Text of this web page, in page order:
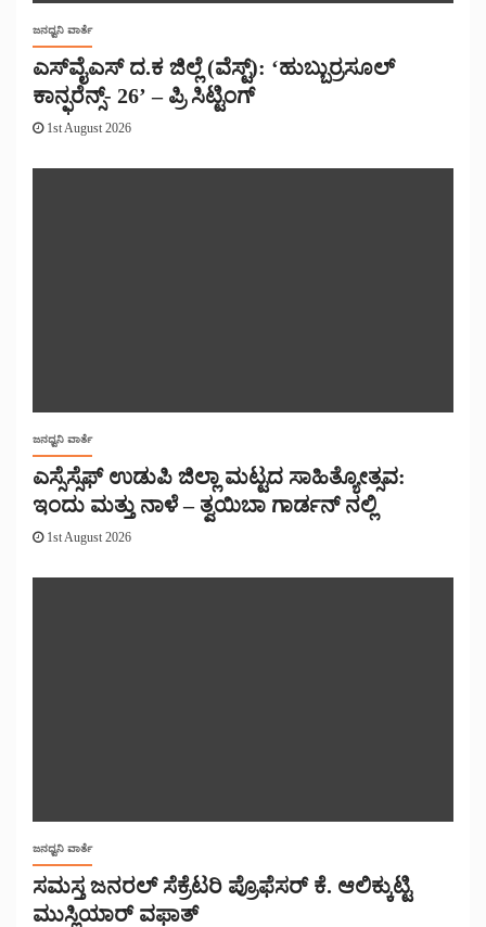
ಜನಧ್ವನಿ ವಾರ್ತೆ
ಎಸ್‌ವೈಎಸ್ ದ.ಕ ಜಿಲ್ಲೆ (ವೆಸ್ಟ್): ‘ಹುಬ್ಬುರ್ರಸೂಲ್
ಕಾನ್ಫರೆನ್ಸ್- 26’ – ಪ್ರಿ ಸಿಟ್ಟಿಂಗ್
1st August 2026
ಜನಧ್ವನಿ ವಾರ್ತೆ
ಎಸ್ಸೆಸ್ಸೆಫ್ ಉಡುಪಿ ಜಿಲ್ಲಾ ಮಟ್ಟದ ಸಾಹಿತ್ಯೋತ್ಸವ:
ಇಂದು ಮತ್ತು ನಾಳೆ – ತ್ವಯಿಬಾ ಗಾರ್ಡನ್ ನಲ್ಲಿ
1st August 2026
ಜನಧ್ವನಿ ವಾರ್ತೆ
ಸಮಸ್ತ ಜನರಲ್ ಸೆಕ್ರೆಟರಿ ಪ್ರೊಫೆಸರ್ ಕೆ. ಆಲಿಕ್ಕುಟ್ಟಿ
ಮುಸ್ಲಿಯಾರ್ ವಫಾತ್